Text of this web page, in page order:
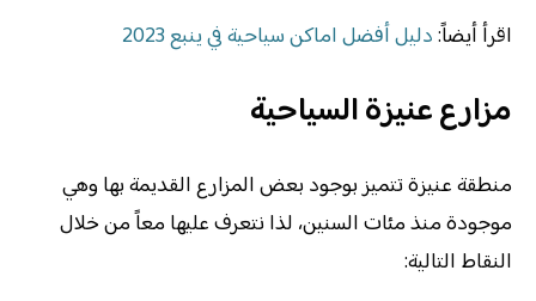
اقرأ أيضاً:دليل أفضل اماكن سياحية في ينبع 2023
مزارع عنيزة السياحية
منطقة عنيزة تتميز بوجود بعض المزارع القديمة بها وهي
موجودة منذ مئات السنين، لذا نتعرف عليها معاً من خلال
النقاط التالية: